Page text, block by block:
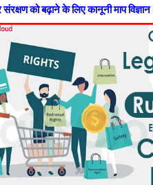
को बढ़ाने के लिए कानूनी माप